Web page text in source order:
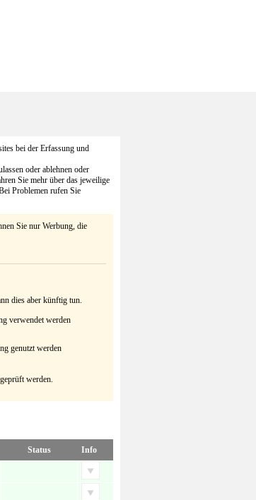
bei der Erfassung und
oder ablehnen oder
Sie mehr über das jeweilige
Problemen rufen Sie
Sie nur Werbung, die
dies aber künftig tun.
verwendet werden
genutzt werden
werden.